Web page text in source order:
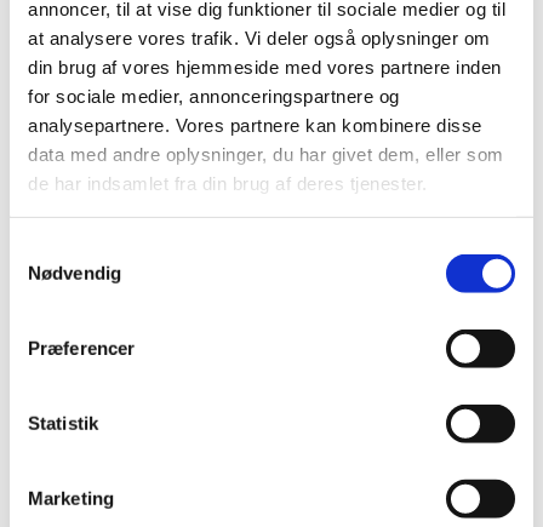
annoncer, til at vise dig funktioner til sociale medier og til
at analysere vores trafik. Vi deler også oplysninger om
din brug af vores hjemmeside med vores partnere inden
for sociale medier, annonceringspartnere og
analysepartnere. Vores partnere kan kombinere disse
data med andre oplysninger, du har givet dem, eller som
de har indsamlet fra din brug af deres tjenester.
Nødvendig
Præferencer
Statistik
Marketing
Ændringer på hjemmesiden for virksomheder,
der håndterer cannabis
|10. januar 2023|
Lægemiddelstyrelsen har i dag foretaget nogle mindre
ændringer på hjemmesiden, som er relevant for …
EMA undersøger, om miljøpåvirkningen fra
revurderes
Frem til 31. marts 2023 er der offentlig høring om,
hvordan naturen bliver påvirket, når loppe- og
Forslag til lovændring af forordningen om
|6. januar 2023